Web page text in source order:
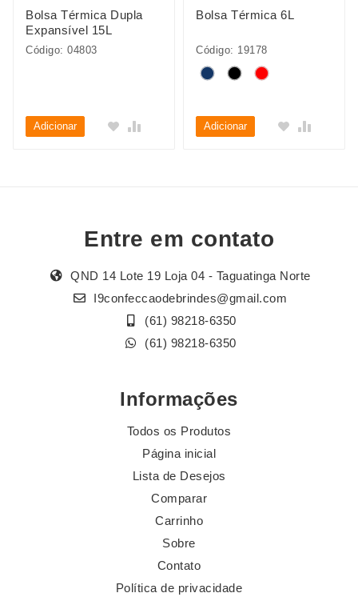
Bolsa Térmica Dupla
Expansível 15L
Código: 04803
Adicionar
Bolsa Térmica 6L
Código: 19178
Adicionar
Entre em contato
QND 14 Lote 19 Loja 04 - Taguatinga Norte
I9confeccaodebrindes@gmail.com
(61) 98218-6350
(61) 98218-6350
Informações
Todos os Produtos
Página inicial
Lista de Desejos
Comparar
Carrinho
Sobre
Contato
Política de privacidade